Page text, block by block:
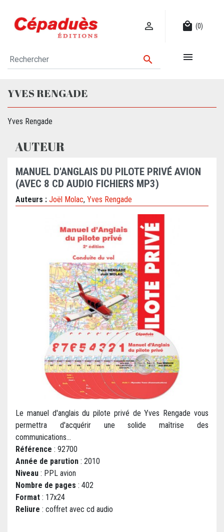
 local_mall (0)
 
YVES RENGADE
Yves Rengade
AUTEUR
MANUEL D'ANGLAIS DU PILOTE PRIVÉ AVION
(AVEC 8 CD AUDIO FICHIERS MP3)
Auteurs : Joël Molac, Yves Rengade
Le manuel d'anglais du pilote privé de Yves Rengade vous
permettra d'acquérir une solide maîtrise des
communications...
Référence : 92700
Année de parution : 2010
Niveau : PPL avion
Nombre de pages : 402
Format : 17x24
Reliure : coffret avec cd audio